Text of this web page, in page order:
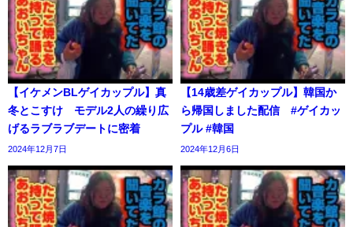
【イケメンBLゲイカップル】真
冬とこすけ モデル2人の繰り広
げるラブラブデートに密着
2024年12月7日
【14歳差ゲイカップル】韓国か
ら帰国しました配信 #ゲイカッ
プル #韓国
2024年12月6日